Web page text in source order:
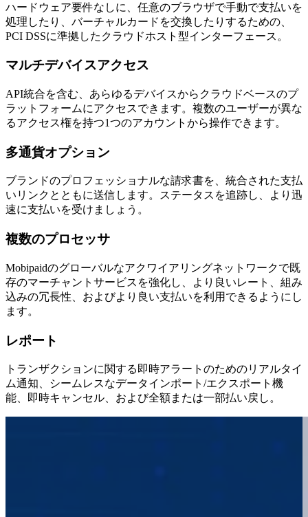
ハードウェア要件なしに、任意のブラウザで手動で支払いを
処理したり、バーチャルカードを交換したりするための、
PCI DSSに準拠したクラウドホスト型インターフェース。
マルチデバイスアクセス
API統合を含む、あらゆるデバイスからクラウドベースのプ
ラットフォームにアクセスできます。複数のユーザーが異な
るアクセス権を持つ1つのアカウントから操作できます。
多通貨オプション
ブランドのプロフェッショナルな請求書を、統合された支払
いリンクとともに送信します。ステータスを追跡し、より迅
速に支払いを受けましょう。
複数のプロセッサ
Mobipaidのグローバルなアクワイアリングネットワークで既
存のマーチャントサービスを強化し、より良いレート、組み
込みの冗長性、およびより良い支払いを利用できるようにし
ます。
レポート
トランザクションに関する即時アラートのためのリアルタイ
ム通知、シームレスなデータインポート/エクスポート機
能、即時キャンセル、および全額または一部払い戻し。